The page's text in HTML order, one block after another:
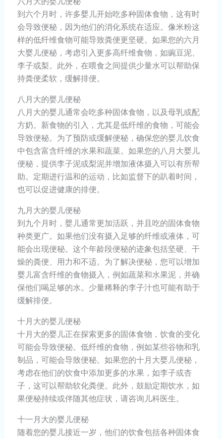
到六个月时，许多婴儿开始吃多种固体食物，这有时
会导致便秘，因为他们的消化系统在适应。像米粉这
样的低纤维食物可能导致粪便更坚硬。如果您的六月
大婴儿便秘，考虑引入更多高纤维食物，如豌豆泥、
李子或梨。此外，在喂食之间提供少量水可以帮助保
持粪便柔软，缓解排便。
八月大的婴儿便秘
八月大的婴儿通常会吃多种固体食物，以及母乳或配
方奶。新食物的引入，尤其是低纤维的食物，可能会
导致便秘。为了预防或缓解便秘，确保您的婴儿饮食
中包含富含纤维的水果和蔬菜。如果您的八月大婴儿
便秘，提供李子泥或梨泥并增加液体摄入可以有所帮
助。定期进行温和的运动，比如监督下的趴着时间，
也可以促进健康的排便。
九月大的婴儿便秘
到九个月时，婴儿通常更加活跃，并且吃的固体食物
种类更广。如果他们没有摄入足够的纤维或液体，可
能会出现便秘。这个年龄段便秘的迹象包括坚硬、干
燥的粪便、用力和不适。为了解决便秘，您可以增加
婴儿富含纤维的食物摄入，例如蔬菜和水果泥，并确
保他们喝足够的水。少量稀释的李子汁也可能有助于
缓解排便。
十月大的婴儿便秘
十月大的婴儿正在探索更多的固体食物，饮食的变化
可能会导致便秘。低纤维的食物，例如某些谷物和乳
制品，可能会导致便秘。如果您的十月大婴儿便秘，
考虑在他们的饮食中添加更多的水果，如李子或杏
子，这可以帮助软化粪便。此外，鼓励定期饮水，如
果便秘持续或伴随其他症状，请咨询儿科医生。
十一月大的婴儿便秘
随着您的婴儿接近一岁，他们的饮食包括各种固体食